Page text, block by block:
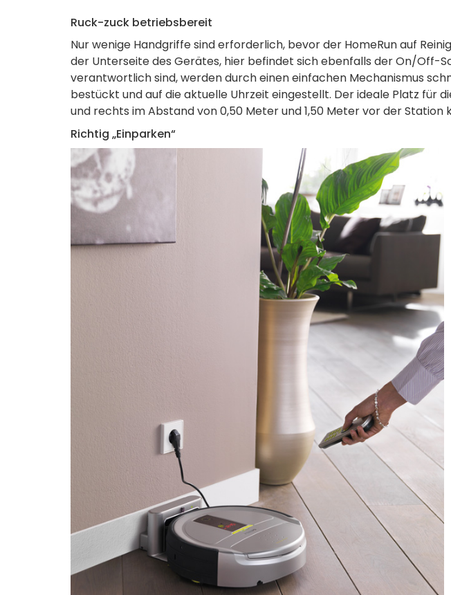
Ruck-zuck betriebsbereit
Nur wenige Handgriffe sind erforderlich, bevor der HomeRun auf
der Unterseite des Gerätes, hier befindet sich ebenfalls der On/Off-
verantwortlich sind, werden durch einen einfachen Mechanismus
bestückt und auf die aktuelle Uhrzeit eingestellt. Der ideale Platz für
und rechts im Abstand von 0,50 Meter und 1,50 Meter vor der Station
Richtig „Einparken“